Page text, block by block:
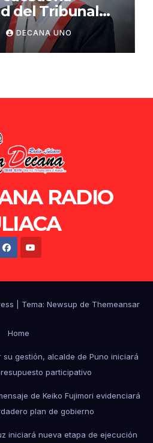
del Tribunal
tras liberación
DECANA UNO
RADIO
Tema: Newsup de Themeansar
Home
gestión, alcalde de Puno iniciará
participativo
de Keiko Fujimori evidenciará
plan de gobierno
iniciará nueva etapa de ejecución